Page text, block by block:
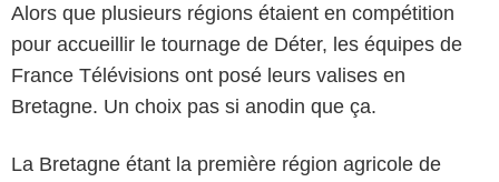
Alors que plusieurs régions étaient en compétition
pour accueillir le tournage de Déter, les équipes de
France Télévisions ont posé leurs valises en
Bretagne. Un choix pas si anodin que ça.
La Bretagne étant la première région agricole de